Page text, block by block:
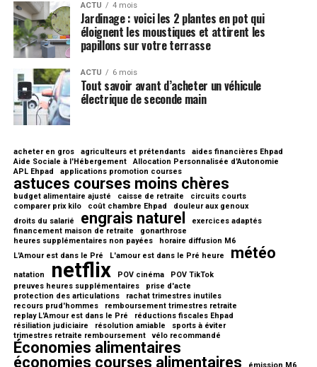
ACTU 4 mois
Jardinage : voici les 2 plantes en pot qui
éloignent les moustiques et attirent les
papillons sur votre terrasse
ACTU 6 mois
Tout savoir avant d’acheter un véhicule
électrique de seconde main
acheter en gros agriculteurs et prétendants
aides financières Ehpad
Aide Sociale à l'Hébergement
Allocation Personnalisée d'Autonomie
APL Ehpad
applications promotion courses
astuces courses moins chères
budget alimentaire ajusté caisse de retraite
circuits courts
comparer prix kilo
coût chambre Ehpad
douleur aux genoux
droits du salarié
engrais naturel
exercices adaptés
financement maison de retraite
gonarthrose
heures supplémentaires non payées
horaire diffusion M6
L'Amour est dans le Pré
L'amour est dans le Pré heure météo
natation netflix POV cinéma
POV TikTok
preuves heures supplémentaires
prise d'acte
protection des articulations
rachat trimestres inutiles
recours prud'hommes
remboursement trimestres retraite
replay L'Amour est dans le Pré
réductions fiscales Ehpad
résiliation judiciaire
résolution amiable
sports à éviter
trimestres retraite remboursement
vélo recommandé
Économies alimentaires
économies courses alimentaires